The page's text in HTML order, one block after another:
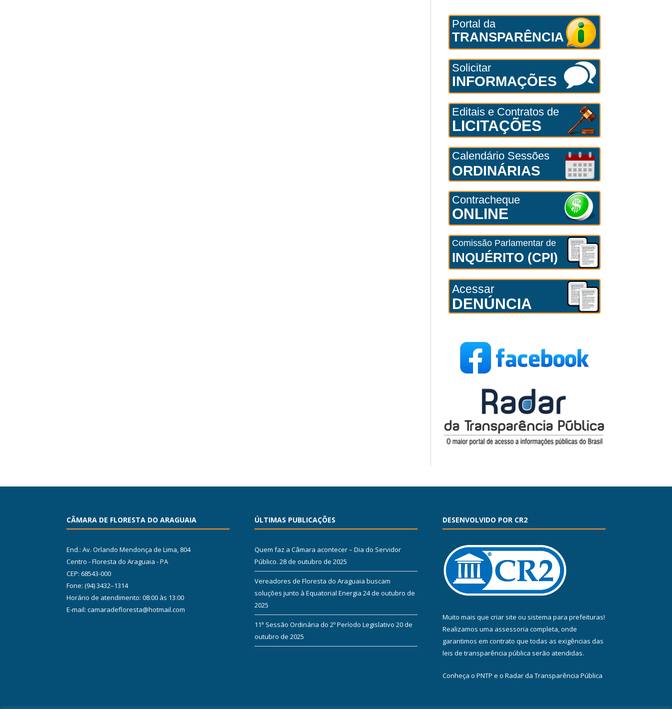
Portal da
TRANSPARÊNCIA
Solicitar
INFORMAÇÕES
Editais e Contratos de
LICITAÇÕES
Calendário Sessões
ORDINÁRIAS
Contracheque
ONLINE
Comissão Parlamentar de
INQUÉRITO (CPI)
Acessar
DENÚNCIA
CÂMARA DE FLORESTA DO ARAGUAIA
End.: Av. Orlando Mendonça de Lima, 804
Centro - Floresta do Araguaia - PA
CEP: 68543-000
Fone: (94) 3432–1314
Horário de atendimento: 08:00 às 13:00
E-mail: camaradefloresta@hotmail.com
ÚLTIMAS PUBLICAÇÕES
Quem faz a Câmara acontecer – Dia do Servidor
Público. 28 de outubro de 2025
Vereadores de Floresta do Araguaia buscam
soluções junto à Equatorial Energia 24 de outubro de
2025
11ª Sessão Ordinária do 2º Período Legislativo 20 de
outubro de 2025
DESENVOLVIDO POR CR2
Muito mais que criar site ou sistema para prefeituras!
Realizamos uma assessoria completa, onde
garantimos em contrato que todas as exigências das
leis de transparência pública serão atendidas.
Conheça o PNTP e o Radar da Transparência Pública